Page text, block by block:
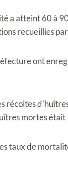
a atteint 60 à
recueillies
ont
récoltes
mortes était
taux de